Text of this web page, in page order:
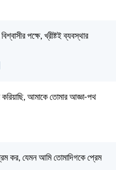
পক্ষে, খ্রীষ্টই ব্যবস্থার
আমাকে তোমার আজ্ঞা-পথ
কর, যেমন আমি তোমাদিগকে প্রেম